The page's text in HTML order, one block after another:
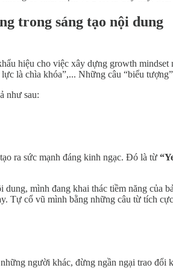
trong sáng tạo nội dung
hiệu cho việc xây dựng growth
là chìa khóa”,... Những câu “biểu
như sau:
ra sức mạnh đáng kinh ngạc. Đó là từ
mình đang khai thác tiềm năng
Tự cổ vũ mình bằng những câu từ tích
người khác, đừng ngần ngại trao